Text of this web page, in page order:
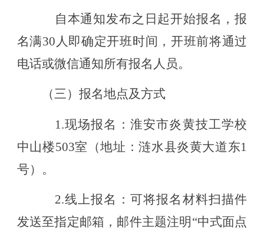
自本通知发布之日起开始报名，报
名满30人即确定开班时间，开班前将通过
电话或微信通知所有报名人员。
（三）报名地点及方式
1 .现场报名：淮安市炎黄技工学校
中山楼503室 （地址：涟水县炎黄大道东1
号） 。
2.线上报名：可将报名材料扫描件
发送至指定邮箱，邮件主题注明 “中式面点